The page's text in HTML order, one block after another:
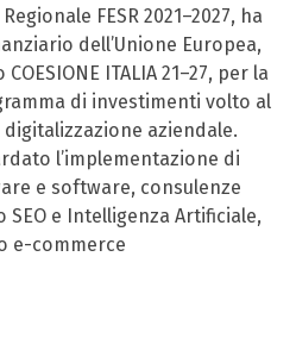
FESR 2021–2027, ha
dell’Unione Europea,
ITALIA 21–27, per la
di investimenti volto al
aziendale.
l’implementazione di
e software, consulenze
e Intelligenza Artificiale,
e-commerce